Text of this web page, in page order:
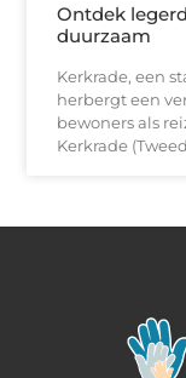
Ontdek
duurzaam
Kerkrade, een
herbergt een
bewoners als
Kerkrade